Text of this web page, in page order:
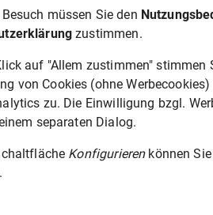
die Vereinbarung der
zur Navigation zwischen Normen.
müssen Sie den
zustimmen.
auf "Allem zustimmen" stimmen
von Cookies (ohne
zu. Die Einwilligung bzgl.
separaten Dialog.
Konfigurierenkönnen